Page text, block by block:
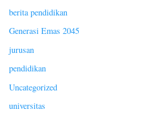
berita pendidikan
Generasi Emas 2045
jurusan
pendidikan
Uncategorized
universitas